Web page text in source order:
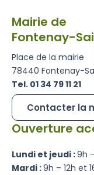
Mairie de
Fontenay-
Place de la mairie
78440 Fontenay-
Tel. 01 34 79 11 21
Contacter la
Ouverture
Lundi et jeudi :9h
Mardi :9h – 12h et